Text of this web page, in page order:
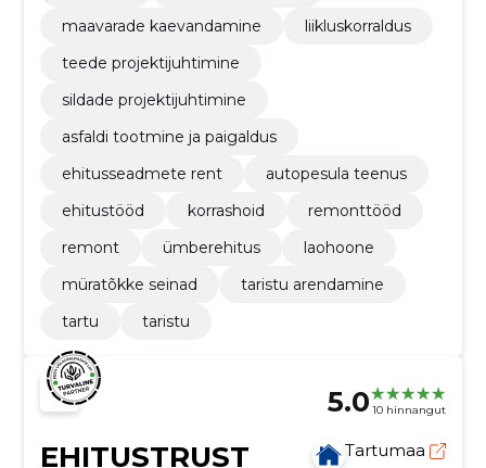
maavarade kaevandamine
liikluskorraldus
teede projektijuhtimine
sildade projektijuhtimine
asfaldi tootmine ja paigaldus
ehitusseadmete rent
autopesula teenus
ehitustööd
korrashoid
remonttööd
remont
ümberehitus
laohoone
müratõkke seinad
taristu arendamine
tartu
taristu
5.0 10 hinnangut
EHITUSTRUST
Tartumaa